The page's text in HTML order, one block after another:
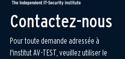
Contactez-nous
Pour toute demande adressée à
l'institut AV-TEST, veuillez utiliser le